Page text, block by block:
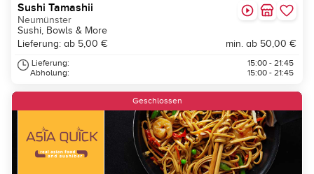
Sushi Tamashii
Neumünster
Sushi, Bowls & More
Lieferung: ab 5,00 €
min. ab 50,00 €
Lieferung:
Abholung:
15:00 - 21:45
15:00 - 21:45
Geschlossen